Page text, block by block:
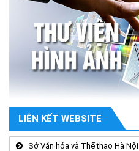
LIÊN KẾT WEBSITE
Sở Văn hóa và Thể thao Hà Nội